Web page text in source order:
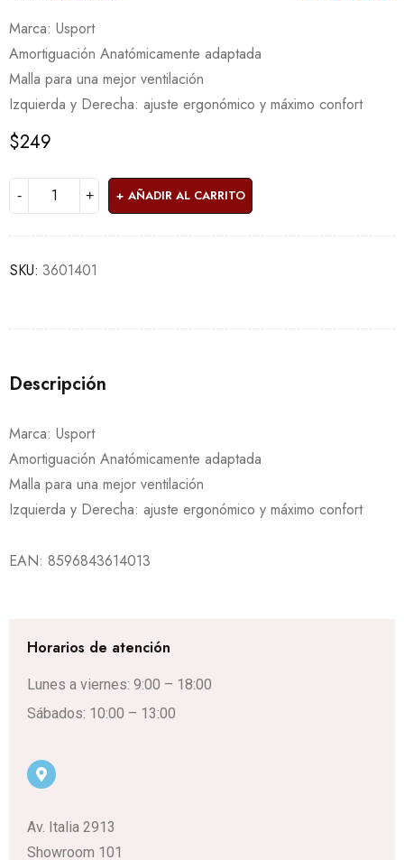
Marca: Usport
Amortiguación Anatómicamente adaptada
Malla para una mejor ventilación
Izquierda y Derecha: ajuste ergonómico y máximo confort
$249
AÑADIR AL CARRITO
SKU: 3601401
Descripción
Marca: Usport
Amortiguación Anatómicamente adaptada
Malla para una mejor ventilación
Izquierda y Derecha: ajuste ergonómico y máximo confort
EAN: 8596843614013
Horarios de atención
Lunes a viernes: 9:00 – 18:00
Sábados: 10:00 – 13:00
Av. Italia 2913
Showroom 101